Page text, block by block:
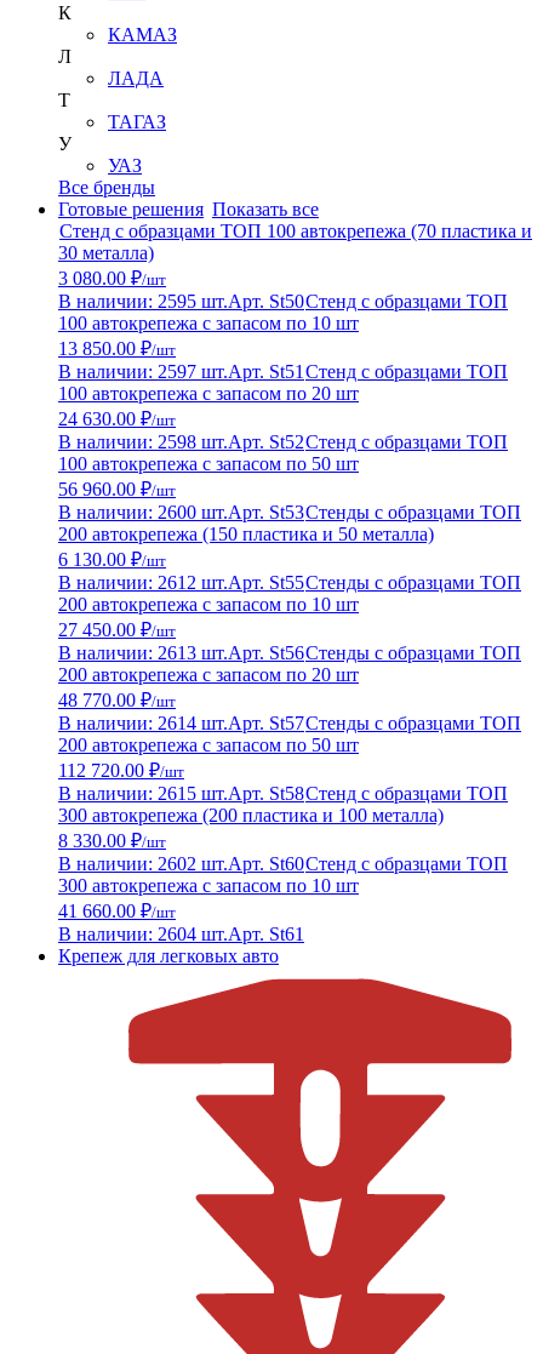
К
КАМАЗ
Л
ЛАДА
Т
ТАГАЗ
У
УАЗ
Все бренды
Готовые решения Показать все
Стенд с образцами ТОП 100 автокрепежа (70 пластика и
30 металла)
3 080.00 ₽/шт
В наличии: 2595 шт.Арт. St50Стенд с образцами ТОП
100 автокрепежа с запасом по 10 шт
13 850.00 ₽/шт
В наличии: 2597 шт.Арт. St51 Стенд с образцами ТОП
100 автокрепежа с запасом по 20 шт
24 630.00 ₽/шт
В наличии: 2598 шт.Арт. St52Стенд с образцами ТОП
100 автокрепежа с запасом по 50 шт
56 960.00 ₽/шт
В наличии: 2600 шт.Арт. St53Стенды с образцами ТОП
200 автокрепежа (150 пластика и 50 металла)
6 130.00 ₽/шт
В наличии: 2612 шт.Арт. St55Стенды с образцами ТОП
200 автокрепежа с запасом по 10 шт
27 450.00 ₽/шт
В наличии: 2613 шт.Арт. St56Стенды с образцами ТОП
200 автокрепежа с запасом по 20 шт
48 770.00 ₽/шт
В наличии: 2614 шт.Арт. St57Стенды с образцами ТОП
200 автокрепежа с запасом по 50 шт
112 720.00 ₽/шт
В наличии: 2615 шт.Арт. St58Стенд с образцами ТОП
300 автокрепежа (200 пластика и 100 металла)
8 330.00 ₽/шт
В наличии: 2602 шт.Арт. St60Стенд с образцами ТОП
300 автокрепежа с запасом по 10 шт
41 660.00 ₽/шт
В наличии: 2604 шт.Арт. St61
Крепеж для легковых авто